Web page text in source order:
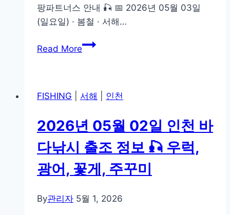
팡파트너스 안내 🎣 📅 2026년 05월 03일
(일요일) · 봄철 · 서해…
Read More2026
03
인
천
바
다
시
FISHING 서해 인천
2026년 05월 02일 인천 바
다낚시 출조 정보 🎣 우럭,
광어, 꽃게, 주꾸미
By관리자 5월 1, 2026